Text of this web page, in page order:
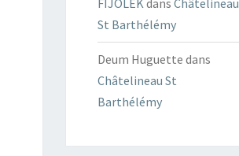
St Barthélémy
Deum Huguette dans
Châtelineau St
Barthélémy